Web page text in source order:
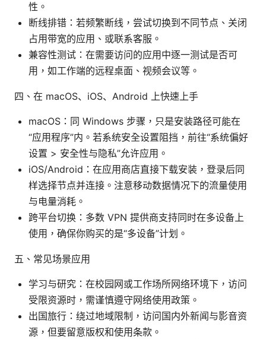
性。
断线排错：若频繁断线，尝试切换到不同节点、关闭
占用带宽的应用、或联系客服。
兼容性测试：在需要访问的应用中逐一测试是否可
用，如工作端的远程桌面、视频会议等。
四、在 macOS、iOS、Android 上快速上手
macOS：同 Windows 步骤，只是安装路径可能在
“应用程序”内。若系统安全设置阻挡，前往“系统偏好
设置 > 安全性与隐私”允许应用。
iOS/Android：在应用商店直接下载安装，登录后同
样选择节点并连接。注意移动数据情况下的流量使用
与电量消耗。
跨平台切换：多数 VPN 提供商支持同时在多设备上
使用，确保你购买的是“多设备”计划。
五、常见场景应用
学习与研究：在校园网或工作场所网络环境下，访问
受限资源时，需谨慎遵守网络使用政策。
出国旅行：绕过地域限制，访问国内外新闻与影音资
源，但要留意版权和使用条款。